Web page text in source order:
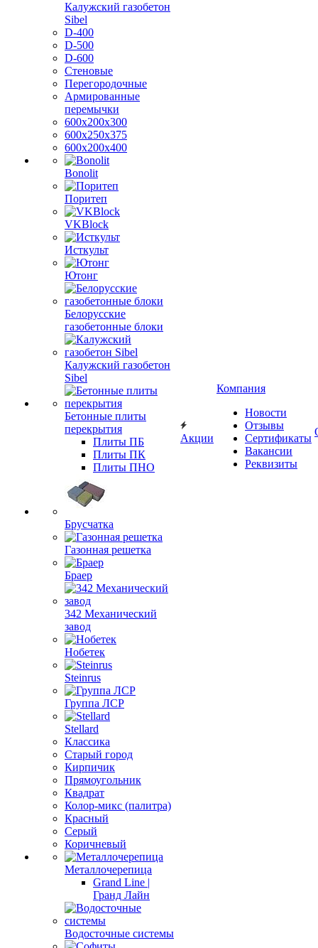
Калужский газобетон
Sibel
D-400
D-500
D-600
Стеновые
Перегородочные
Армированные
перемычки
600х200х300
600х250х375
600х200х400
Bonolit
Поритеп
VKBlock
Исткульт
Ютонг
Белорусские
газобетонные блоки
Калужский газобетон
Sibel
Бетонные плиты
перекрытия
Плиты ПБ
Плиты ПК
Плиты ПНО
Брусчатка
Газонная решетка
Браер
342 Механический
завод
Нобетек
Steinrus
Группа ЛСР
Stellard
Классика
Старый город
Кирпичик
Прямоугольник
Квадрат
Колор-микс (палитра)
Красный
Серый
Коричневый
Металлочерепица
Grand Line |
Гранд Лайн
Водосточные системы
Акции
Компания
Новости
Отзывы
Сертификаты
Вакансии
Реквизиты